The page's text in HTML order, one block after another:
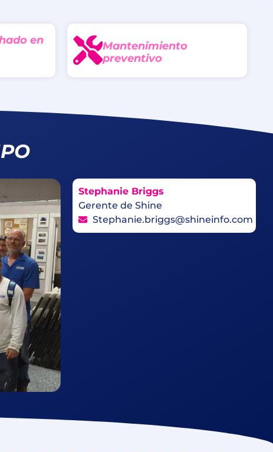
en
Mantenimiento
preventivo
Stephanie Briggs
Gerente de Shine
Stephanie.briggs@shineinfo.com